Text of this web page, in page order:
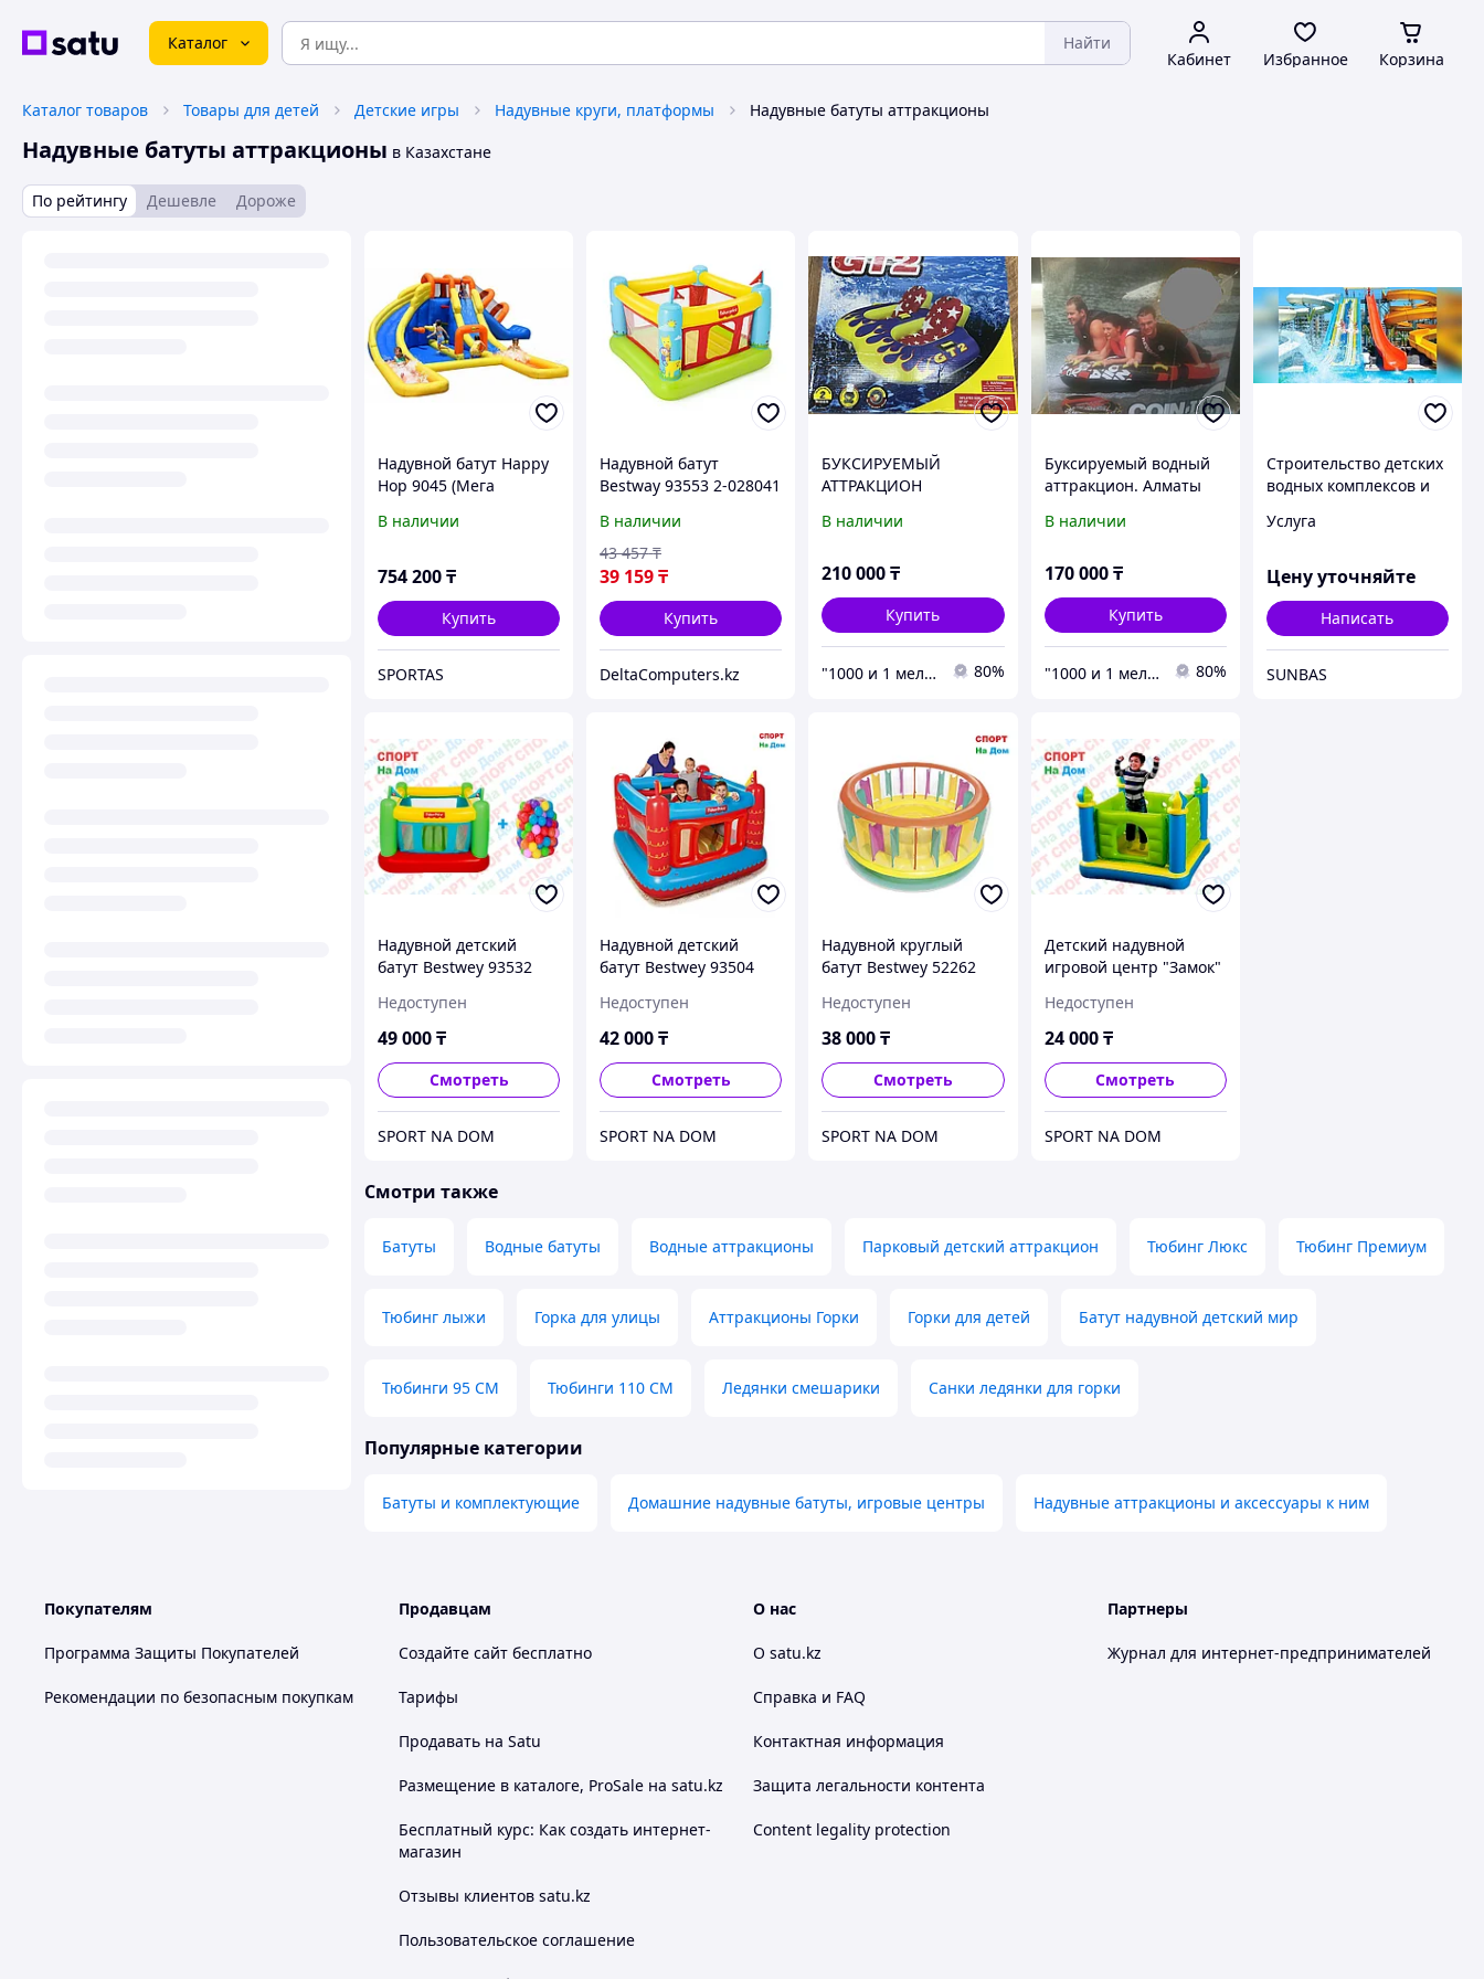
Каталог Найти
Кабинет Избранное Корзина
Каталог товаров Товары для детей Детские игры Надувные круги, платформы Надувные батуты аттракционы
Надувные батуты аттракционы в Казахстане
По рейтингу Дешевле Дороже
Надувной батут Happy
Hop 9045 (Мега
В наличии
754 200₸
Купить
SPORTAS
Надувной батут
Bestway 93553 2-028041
В наличии
39 159₸
43 457 ₸
Купить
DeltaComputers.kz
БУКСИРУЕМЫЙ
АТТРАКЦИОН
Алматы
В наличии
210 000₸
Купить
"1000 и 1 мелочь!" 80%
Буксируемый водный
аттракцион. Алматы
В наличии
170 000 ₸
Купить
"1000 и 1 мелочь!" 80%
Строительство детских
водных комплексов и
Услуга
Цену уточняйте
Написать
SUNBAS
Надувной детский
батут Bestwey 93532
Недоступен
49 000₸
Смотреть
SPORT NA DOM
Надувной детский
батут Bestwey 93504
Недоступен
42 000₸
Смотреть
SPORT NA DOM
Надувной круглый
батут Bestwey 52262
Недоступен
38 000₸
Смотреть
SPORT NA DOM
Детский надувной
игровой центр "Замок"
Недоступен
24 000 ₸
Смотреть
SPORT NA DOM
Смотри также
Батуты Водные батуты Водные аттракционы Парковый детский аттракцион Тюбинг Люкс Тюбинг Премиум
Тюбинг лыжи Горка для улицы Аттракционы Горки Горки для детей Батут надувной детский мир
Тюбинги 95 СМ Тюбинги 110 СМ Ледянки смешарики Санки ледянки для горки
Популярные категории
Батуты и комплектующие Домашние надувные батуты, игровые центры Надувные аттракционы и аксессуары к ним
Покупателям
Программа Защиты Покупателей
Рекомендации по безопасным покупкам
Продавцам
Создайте сайт бесплатно
Тарифы
Продавать на Satu
Размещение в каталоге, ProSale на satu.kz
Бесплатный курс: Как создать интернет-
магазин
Отзывы клиентов satu.kz
Пользовательское соглашение
О нас
О satu.kz
Справка и FAQ
Контактная информация
Защита легальности контента
Content legality protection
Партнеры
Журнал для интернет-предпринимателей